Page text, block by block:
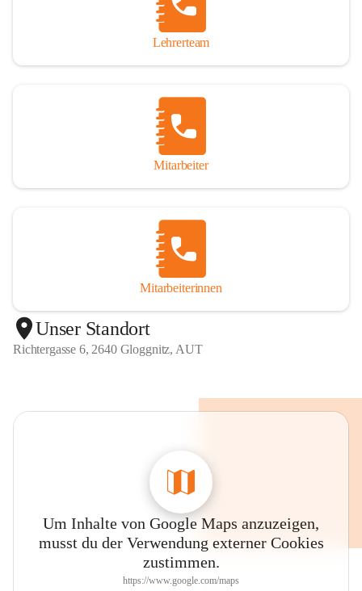
Lehrerteam
Mitarbeiter
Mitarbeiterinnen
+1
Unser Standort
Richtergasse 6, 2640 Gloggnitz, AUT
Um Inhalte von Google Maps anzuzeigen,
musst du der Verwendung externer Cookies
zustimmen.
https://www.google.com/maps